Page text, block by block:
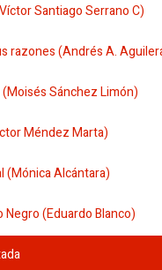
Santiago Serrano C)
razones (Andrés A.
Sánchez Limón)
Méndez Marta)
(Mónica Alcántara)
Negro (Eduardo Blanco)